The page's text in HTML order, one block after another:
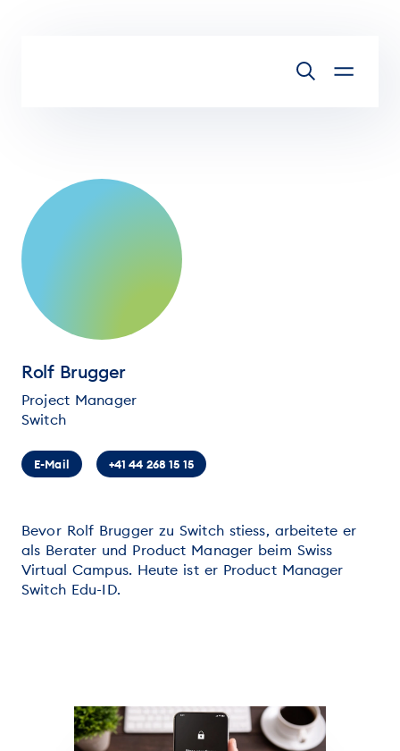
Rolf Brugger
Project Manager
Switch
E-Mail +41 44 268 15 15
Bevor Rolf Brugger zu Switch stiess, arbeitete er
als Berater und Product Manager beim Swiss
Virtual Campus. Heute ist er Product Manager
Switch Edu-ID.